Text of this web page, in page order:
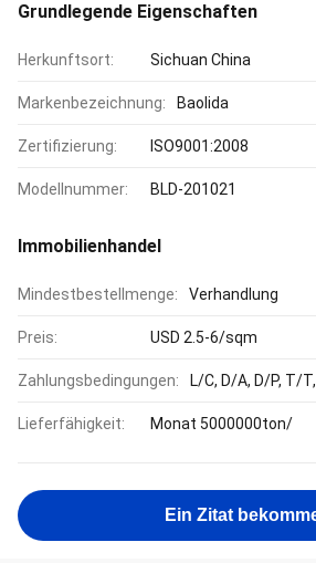
Grundlegende Eigenschaften
Herkunftsort: Sichuan China
Markenbezeichnung: Baolida
Zertifizierung: ISO9001:2008
Modellnummer: BLD-201021
Immobilienhandel
Mindestbestellmenge: Verhandlung
Preis: USD 2.5-6/sqm
Zahlungsbedingungen: L/C, D/A, D/P, T/
Lieferfähigkeit: Monat 5000000ton/
Ein Zitat